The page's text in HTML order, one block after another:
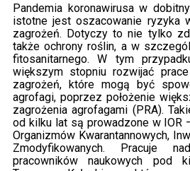
Pandemia koronawirusa w
istotne jest oszacowanie ryzyka
zagrożeń. Dotyczy to nie tylko
także ochrony roślin, a w
fitosanitarnego. W tym
większym stopniu rozwijać
zagrożeń, które mogą być
agrofagi, poprzez położenie
zagrożenia agrofagami (PRA).
od kilku lat są prowadzone w IOR
Organizmów Kwarantannowych,
Zmodyfikowanych. Pracuje
pracowników naukowych pod